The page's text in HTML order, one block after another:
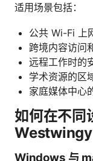
适用场景包括：
公共 Wi-Fi 上
跨境内容访问
远程工作时的
学术资源的区
家庭媒体中心
如何在不同
Westwingy
Windows 与